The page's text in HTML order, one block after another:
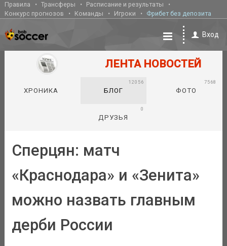
Правила Трансферы
Расписание и результаты
Конкурс прогнозов
Команды Игроки Фрибет без депозита
Вход
ЛЕНТА НОВОСТЕЙ
ХРОНИКА БЛОГ
12056
ФОТО
7568
ДРУЗЬЯ
0
Сперцян: матч
«Краснодара» и «Зенита»
можно назвать главным
дерби России